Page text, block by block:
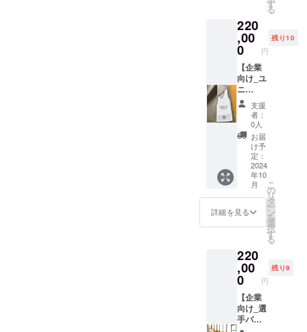
できま
せん。
応いた
しかね
ますの
で、何
卒ご了
承くだ
さい。
※複数口
でのご
支援も
可能で
す。 ※
法人の
ご支援
も可能
です。
※支援時
の質問
項目へ
できま
せん。
名前を
掲載し
たくな
い場合
は、そ
す。 ・
限定タ
オル ク
ラウド
ファン
ディン
グ限定
デザイ
ンのタ
オルを
提供し
ます。
商品サ
イズ：
34cm×
85cm ※
ご支援
確定後
の返
金・
セル・
交換
は、対
応いた
しかね
ますの
で、何
ンスに
ロゴ・
社名等
を掲出
しま
す。 掲
出期
間:2024
-25シー
ズンの
高松市
総合体
育館で
の試合
にて掲
出 掲載
方法：
お名前
もしく
は企業
の掲載
※支援
時、必
ず備考
欄に希
望され
るお名
す
る
220
,00
0 円
残り10
【企業
向け_ユ
ニ
フォー
ム型タ
ペスト
リー広
告】
ホーム
ゲーム
の会場
入り口
やロ
ビー等
に設置
するユ
フォー
ム型タ
ペスト
リー広
告にロ
ゴ・社
名を掲
支援
者：
0人
お届
け予
定：
2024
年10
月
詳細を見る
こ
の
リ
タ
ー
ン
を
選
択
す
る
220
,00
0 円
残り9
【企業
向け_選
手バ